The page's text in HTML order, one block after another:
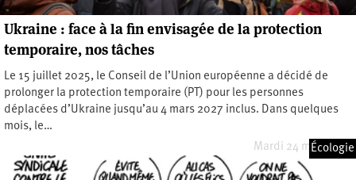
Ukraine : face à la fin envisagée de la protection
temporaire, nos tâches
Le 15 juillet 2025, le Conseil de l’Union européenne a décidé de
prolonger la protection temporaire (PT) pour les personnes
déplacées d’Ukraine jusqu’au 4 mars 2027 inclus. Dans quelques
mois, le…
Mardi 24 mars 2026
Écologie